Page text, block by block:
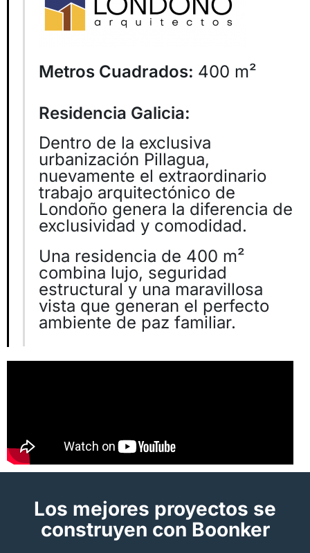
Metros Cuadrados: 400 m²
Residencia Galicia:
Dentro de la exclusiva
urbanización Pillagua,
nuevamente el extraordinario
trabajo arquitectónico de
Londoño genera la diferencia de
exclusividad y comodidad.
Una residencia de 400 m²
combina lujo, seguridad
estructural y una maravillosa
vista que generan el perfecto
ambiente de paz familiar.
Los mejores proyectos se
construyen con Boonker